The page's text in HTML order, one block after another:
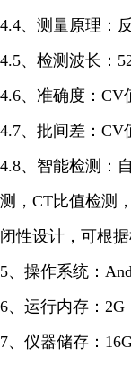
4.4、测量原理：
4.5、检测波长：
4.6、准确度：CV
4.7、批间差：CV
4.8、智能检测：
测，CT比值检测
闭性设计，可根
5、操作系统：
6、运行内存：2G
7、仪器储存：